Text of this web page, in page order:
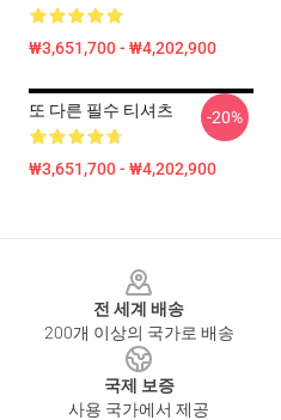
₩3,651,700 - ₩4,202,900
또 다른 필수 티셔츠
₩3,651,700 - ₩4,202,900
-20%
전 세계 배송
200개 이상의 국가로 배송
국제 보증
사용 국가에서 제공